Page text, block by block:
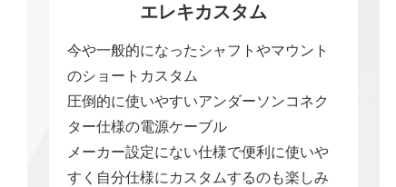
エレキカスタム
今や一般的になったシャフトやマウント
のショートカスタム
圧倒的に使いやすいアンダーソンコネク
ター仕様の電源ケーブル
メーカー設定にない仕様で便利に使いや
すく自分仕様にカスタムするのも楽しみ